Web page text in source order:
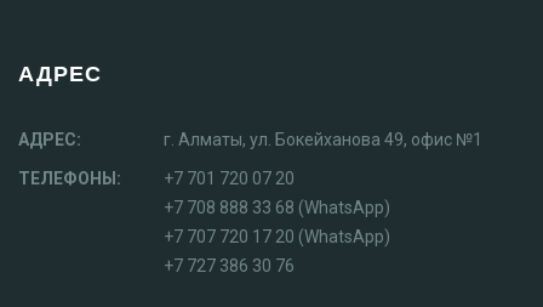
АДРЕС
АДРЕС:
г. Алматы, ул. Бокейханова 49, офис №1
ТЕЛЕФОНЫ:
+7 701 720 07 20
+7 708 888 33 68 (WhatsApp)
+7 707 720 17 20 (WhatsApp)
+7 727 386 30 76